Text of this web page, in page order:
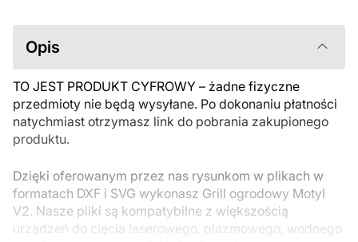
przed zakupem. Jeśli masz jakiekolwiek problemy z zamówieniem,
skontaktuj się bezpośrednio ze sprzedawcą.
Opis
TO JEST PRODUKT CYFROWY – żadne fizyczne
przedmioty nie będą wysyłane. Po dokonaniu płatności
natychmiast otrzymasz link do pobrania zakupionego
produktu.
Dzięki oferowanym przez nas rysunkom w plikach w
formatach DXF i SVG wykonasz Grill ogrodowy Motyl
V2. Nasze pliki są kompatybilne z większością
urządzeń do cięcia laserowego, plazmowego, wodnego